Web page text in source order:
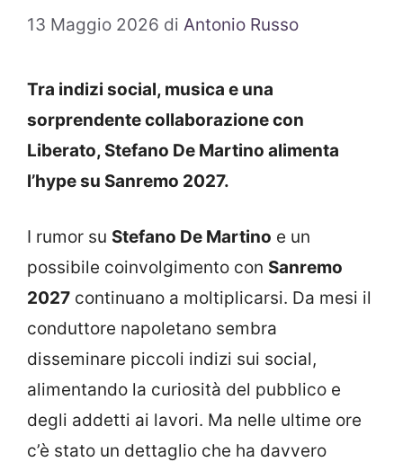
13 Maggio 2026 di Antonio Russo
Tra indizi social, musica e una
sorprendente collaborazione con
Liberato, Stefano De Martino alimenta
l’hype su Sanremo 2027.
I rumor su Stefano De Martino e un
possibile coinvolgimento con Sanremo
2027 continuano a moltiplicarsi. Da mesi il
conduttore napoletano sembra
disseminare piccoli indizi sui social,
alimentando la curiosità del pubblico e
degli addetti ai lavori. Ma nelle ultime ore
c’è stato un dettaglio che ha davvero